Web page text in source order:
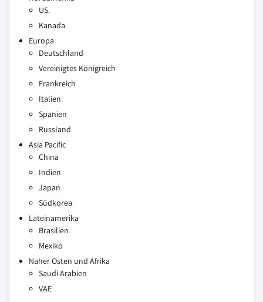
US.
Kanada
Europa
Deutschland
Vereinigtes Königreich
Frankreich
Italien
Spanien
Russland
Asia Pacific
China
Indien
Japan
Südkorea
Lateinamerika
Brasilien
Mexiko
Naher Osten und Afrika
Saudi Arabien
VAE